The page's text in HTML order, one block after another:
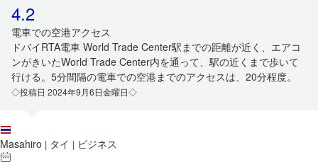
4.2
電車での空港アクセス
ドバイRTA電車 World Trade Center駅までの距離が近く、エアコ
ンがきいたWorld Trade Center内を通って、駅の近くまで歩いて
行ける。5分間隔の電車での空港までのアクセスは、20分程度。
◇投稿日 2024年9月6日金曜日◇
Masahiro | タイ | ビジネス